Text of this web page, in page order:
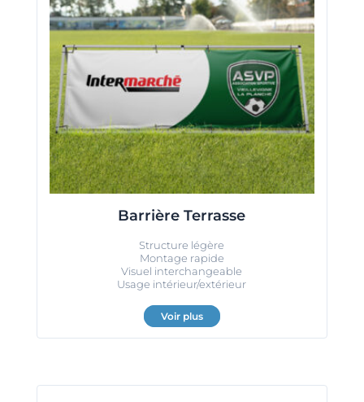
Barrière Terrasse
Structure légère
Montage rapide
Visuel interchangeable
Usage intérieur/extérieur
Voir plus